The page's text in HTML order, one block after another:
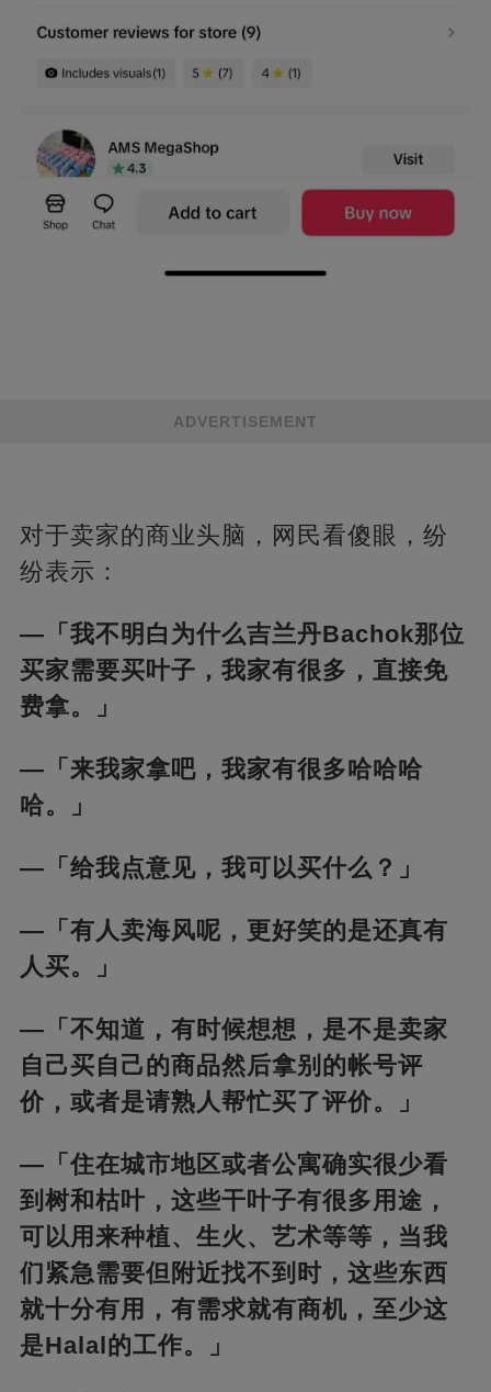
ADVERTISEMENT
对于卖家的商业头脑，网民看傻眼，纷
纷表示：
—「我不明白为什么吉兰丹Bachok那位
买家需要买叶子，我家有很多，直接免
费拿。」
—「来我家拿吧，我家有很多哈哈哈
哈。」
—「给我点意见，我可以买什么？」
—「有人卖海风呢，更好笑的是还真有
人买。」
—「不知道，有时候想想，是不是卖家
自己买自己的商品然后拿别的帐号评
价，或者是请熟人帮忙买了评价。」
—「住在城市地区或者公寓确实很少看
到树和枯叶，这些干叶子有很多用途，
可以用来种植、生火、艺术等等，当我
们紧急需要但附近找不到时，这些东西
就十分有用，有需求就有商机，至少这
是Halal的工作。」